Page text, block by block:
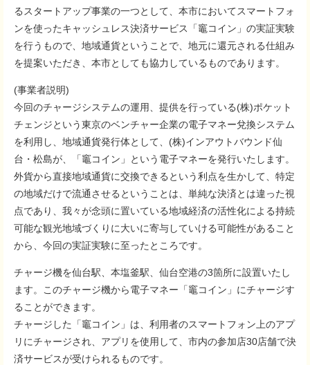
るスタートアップ事業の一つとして、本市においてスマートフォ
ンを使ったキャッシュレス決済サービス「竈コイン」の実証実験
を行うもので、地域通貨ということで、地元に還元される仕組み
を提案いただき、本市としても協力しているものであります。
(事業者説明)
今回のチャージシステムの運用、提供を行っている(株)ポケット
チェンジという東京のベンチャー企業の電子マネー兌換システム
を利用し、地域通貨発行体として、(株)インアウトバウンド仙
台・松島が、「竈コイン」という電子マネーを発行いたします。
外貨から直接地域通貨に交換できるという利点を生かして、特定
の地域だけで流通させるということは、単純な決済とは違った視
点であり、我々が念頭に置いている地域経済の活性化による持続
可能な観光地域づくりに大いに寄与していける可能性があること
から、今回の実証実験に至ったところです。
チャージ機を仙台駅、本塩釜駅、仙台空港の3箇所に設置いたし
ます。このチャージ機から電子マネー「竈コイン」にチャージす
ることができます。
チャージした「竈コイン」は、利用者のスマートフォン上のアプ
リにチャージされ、アプリを使用して、市内の参加店30店舗で決
済サービスが受けられるものです。